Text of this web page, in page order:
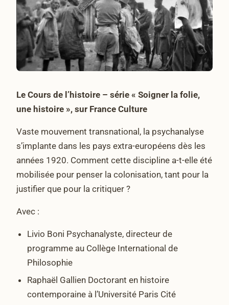
Le Cours de l’histoire – série « Soigner la folie,
une histoire », sur France Culture
Vaste mouvement transnational, la psychanalyse
s’implante dans les pays extra-européens dès les
années 1920. Comment cette discipline a-t-elle été
mobilisée pour penser la colonisation, tant pour la
justifier que pour la critiquer ?
Avec :
Livio Boni Psychanalyste, directeur de
programme au Collège International de
Philosophie
Raphaël Gallien Doctorant en histoire
contemporaine à l’Université Paris Cité